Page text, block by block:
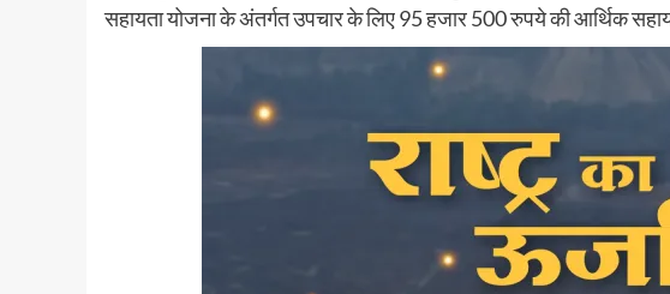
सहायता योजना के अंतर्गत उपचार के लिए 95 हजार 500 रुपये की आर्थिक